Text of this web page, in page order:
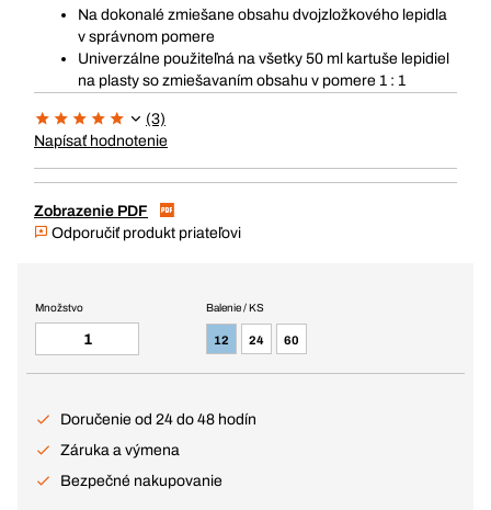
Na dokonalé zmiešane obsahu dvojzložkového lepidla
v správnom pomere
Univerzálne použiteľná na všetky 50 ml kartuše lepidiel
na plasty so zmiešavaním obsahu v pomere 1 : 1
(3)
Napísať hodnotenie
Zobrazenie PDF
Odporučiť produkt priateľovi
Balenie / KS
12 24 60
Množstvo
Doručenie od 24 do 48 hodín
Záruka a výmena
Bezpečné nakupovanie